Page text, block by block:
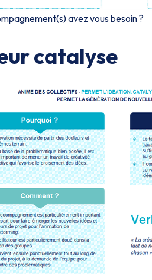
avez vous besoin ?
catalyse